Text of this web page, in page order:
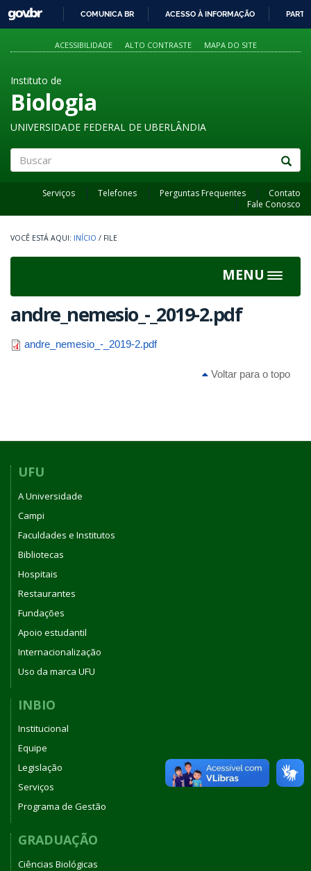
PARA
O
GOVBR
COMUNICA BR ACESSO À INFORMAÇÃO
ACESSIBILIDADE ALTO CONTRASTE MAPA DO SITE
Instituto de
Biologia
UNIVERSIDADE FEDERAL DE UBERLÂNDIA
Serviços Telefones Perguntas Frequentes
Contato
Fale Conosco
INÍCIO / FILE
MENU
Toggle
andre_nemesio_-_2019-2.pdf
andre_nemesio_-_2019-2.pdf
Voltar para o topo
UFU
A Universidade
Campi
Faculdades e Institutos
Bibliotecas
Hospitais
Restaurantes
Fundações
Apoio estudantil
Internacionalização
Uso da marca UFU
INBIO
Institucional
Equipe
Legislação
Serviços
Programa de Gestão
GRADUAÇÃO
Ciências Biológicas